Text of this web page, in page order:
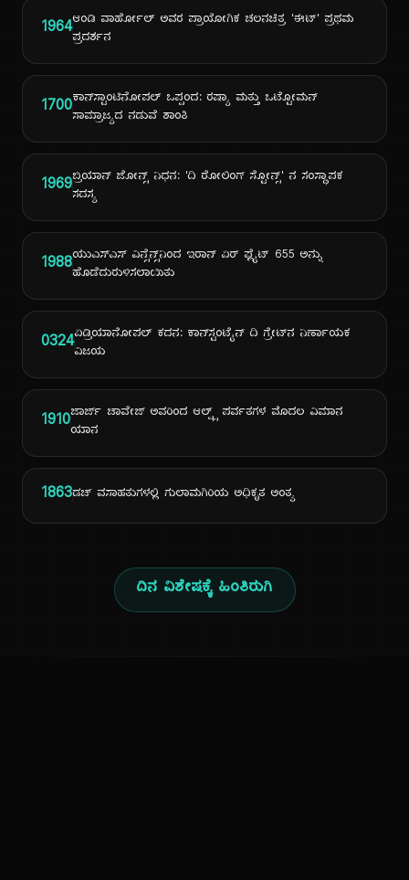
1964ಆಂಡಿ ವಾರ್ಹೋಲ್ ಅವರ ಪ್ರಾಯೋಗಿಕ ಚಲನಚಿತ್ರ 'ಈಟ್' ಪ್ರಥಮ
ಪ್ರದರ್ಶನ
1700ಕಾನ್‌ಸ್ಟಾಂಟಿನೋಪಲ್ ಒಪ್ಪಂದ: ರಷ್ಯಾ ಮತ್ತು ಒಟ್ಟೋಮನ್
ಸಾಮ್ರಾಜ್ಯದ ನಡುವೆ ಶಾಂತಿ
1969ಬ್ರಿಯಾನ್ ಜೋನ್ಸ್ ನಿಧನ: 'ದಿ ರೋಲಿಂಗ್ ಸ್ಟೋನ್ಸ್' ನ ಸಂಸ್ಥಾಪಕ
ಸದಸ್ಯ
1988ಯುಎಸ್ಎಸ್ ವಿನ್ಸೆನ್ಸ್‌ನಿಂದ ಇರಾನ್ ಏರ್ ಫ್ಲೈಟ್ 655 ಅನ್ನು
ಹೊಡೆದುರುಳಿಸಲಾಯಿತು
0324ಏಡ್ರಿಯಾನೋಪಲ್ ಕದನ: ಕಾನ್‌ಸ್ಟಂಟೈನ್ ದಿ ಗ್ರೇಟ್‌ನ ನಿರ್ಣಾಯಕ
ವಿಜಯ
1910ಜಾರ್ಜ್ ಚಾವೇಜ್ ಅವರಿಂದ ಆಲ್ಪ್ಸ್ ಪರ್ವತಗಳ ಮೊದಲ ವಿಮಾನ
ಯಾನ
1863ಡಚ್ ವಸಾಹತುಗಳಲ್ಲಿ ಗುಲಾಮಗಿರಿಯ ಅಧಿಕೃತ ಅಂತ್ಯ
ದಿನ ವಿಶೇಷಕ್ಕೆ ಹಿಂತಿರುಗಿ